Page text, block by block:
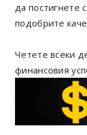
да постигнете
подобрите
Четете всеки
финансовия